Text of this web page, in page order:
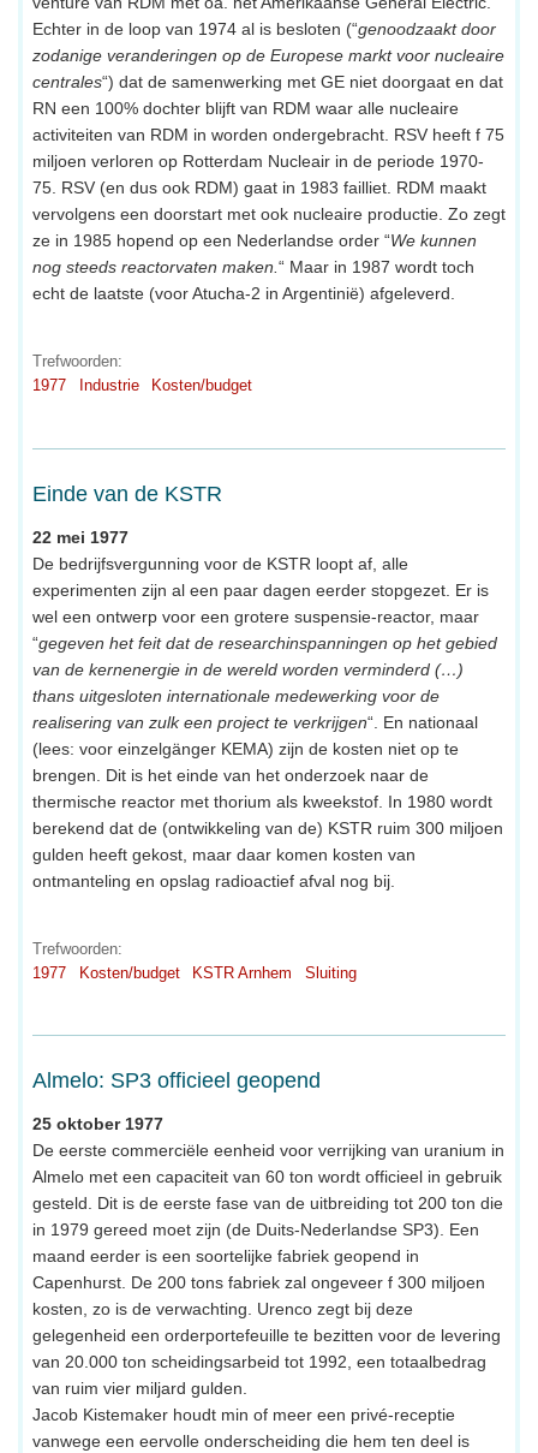
Echter in de loop van 1974 al is besloten (“genoodzaakt door
zodanige veranderingen op de Europese markt voor nucleaire
centrales“) dat de samenwerking met GE niet doorgaat en dat
RN een 100% dochter blijft van RDM waar alle nucleaire
activiteiten van RDM in worden ondergebracht. RSV heeft f 75
miljoen verloren op Rotterdam Nucleair in de periode 1970-
75. RSV (en dus ook RDM) gaat in 1983 failliet. RDM maakt
vervolgens een doorstart met ook nucleaire productie. Zo zegt
ze in 1985 hopend op een Nederlandse order “We kunnen
nog steeds reactorvaten maken.“ Maar in 1987 wordt toch
echt de laatste (voor Atucha-2 in Argentinië) afgeleverd.
Trefwoorden:
1977
Industrie Kosten/budget
Einde van de KSTR
22 mei 1977
De bedrijfsvergunning voor de KSTR loopt af, alle
experimenten zijn al een paar dagen eerder stopgezet. Er is
wel een ontwerp voor een grotere suspensie-reactor, maar
“gegeven het feit dat de researchinspanningen op het gebied
van de kernenergie in de wereld worden verminderd (…)
thans uitgesloten internationale medewerking voor de
realisering van zulk een project te verkrijgen“. En nationaal
(lees: voor einzelgänger KEMA) zijn de kosten niet op te
brengen. Dit is het einde van het onderzoek naar de
thermische reactor met thorium als kweekstof. In 1980 wordt
berekend dat de (ontwikkeling van de) KSTR ruim 300 miljoen
gulden heeft gekost, maar daar komen kosten van
ontmanteling en opslag radioactief afval nog bij.
Trefwoorden:
1977
Kosten/budget KSTR Arnhem Sluiting
Almelo: SP3 officieel geopend
25 oktober 1977
De eerste commerciële eenheid voor verrijking van uranium in
Almelo met een capaciteit van 60 ton wordt officieel in gebruik
gesteld. Dit is de eerste fase van de uitbreiding tot 200 ton die
in 1979 gereed moet zijn (de Duits-Nederlandse SP3). Een
maand eerder is een soortelijke fabriek geopend in
Capenhurst. De 200 tons fabriek zal ongeveer f 300 miljoen
kosten, zo is de verwachting. Urenco zegt bij deze
gelegenheid een orderportefeuille te bezitten voor de levering
van 20.000 ton scheidingsarbeid tot 1992, een totaalbedrag
van ruim vier miljard gulden.
Jacob Kistemaker houdt min of meer een privé-receptie
vanwege een eervolle onderscheiding die hem ten deel is